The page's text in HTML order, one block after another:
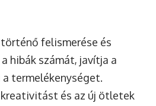
felismerése és
hibák számát, javítja a
termelékenységet.
és az új ötletek